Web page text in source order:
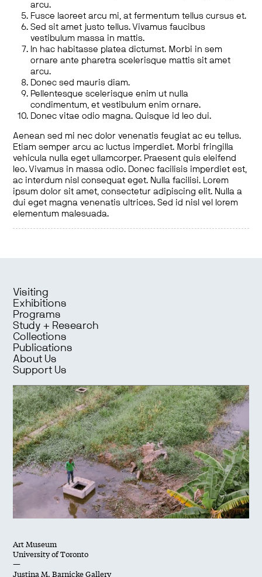
arcu.
Fusce laoreet arcu mi, at fermentum tellus cursus et.
Sed sit amet justo tellus. Vivamus faucibus
vestibulum massa in mattis.
In hac habitasse platea dictumst. Morbi in sem
ornare ante pharetra scelerisque mattis sit amet
arcu.
Donec sed mauris diam.
Pellentesque scelerisque enim ut nulla
condimentum, et vestibulum enim ornare.
Donec vitae odio magna. Quisque id leo dui.
Aenean sed mi nec dolor venenatis feugiat ac eu tellus.
Etiam semper arcu ac luctus imperdiet. Morbi fringilla
vehicula nulla eget ullamcorper. Praesent quis eleifend
leo. Vivamus in massa odio. Donec facilisis imperdiet est,
ac interdum nisl consequat eget. Nulla facilisi. Lorem
ipsum dolor sit amet, consectetur adipiscing elit. Nulla a
dui eget magna venenatis ultrices. Sed id nisl vel lorem
elementum malesuada.
Visiting
Exhibitions
Programs
Study + Research
Collections
Publications
About Us
Support Us
Art Museum
University of Toronto
—
Justina M. Barnicke Gallery